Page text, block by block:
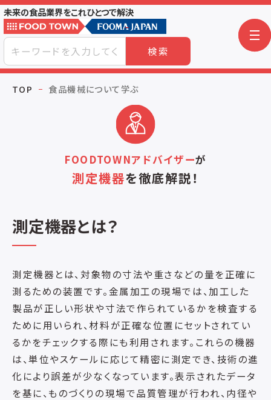
未来の食品業界をこれひとつで解決
検索
TOP 食品機械について学ぶ
FOODTOWNアドバイザーが
測定機器を徹底解説！
測定機器とは？
測定機器とは、対象物の寸法や重さなどの量を正確に
測るための装置です。金属加工の現場では、加工した
製品が正しい形状や寸法で作られているかを検査する
ために用いられ、材料が正確な位置にセットされてい
るかをチェックする際にも利用されます。これらの機器
は、単位やスケールに応じて精密に測定でき、技術の進
化により誤差が少なくなっています。表示されたデータ
を基に、ものづくりの現場で品質管理が行われ、内径や